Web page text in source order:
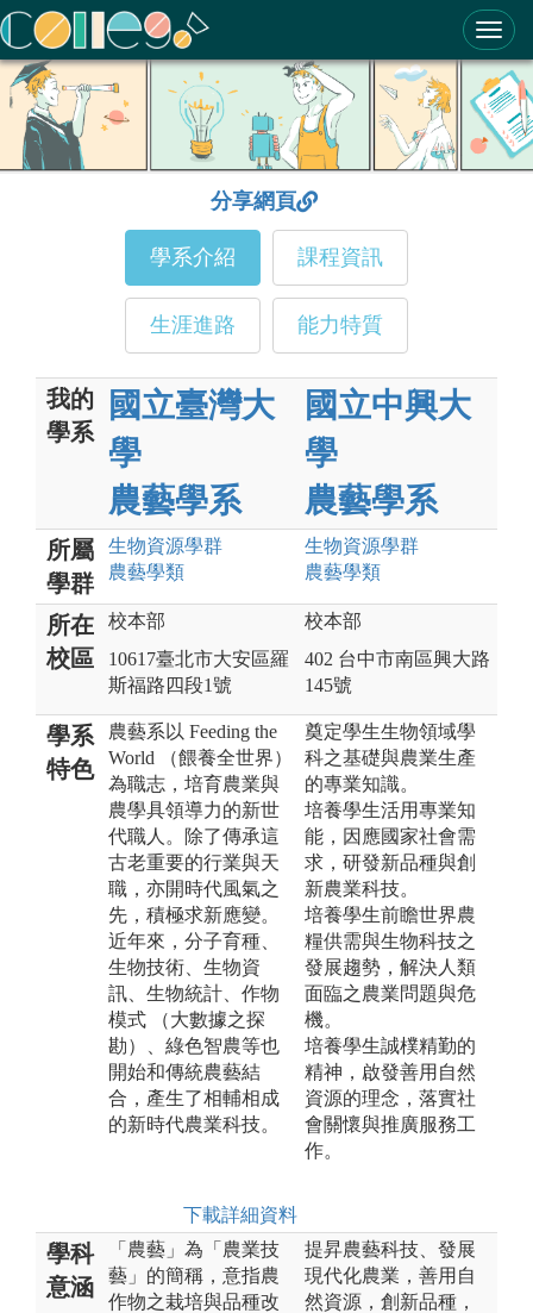
ColleGo! 大學選才與高中育才輔助系統
分享網頁
學系介紹 課程資訊
生涯進路 能力特質
我的
學系
國立臺灣大
學
農藝學系
國立中興大
學
農藝學系
所屬
學群
生物資源學群
農藝學類
生物資源學群
農藝學類
所在
校區
校本部
10617臺北市大安區羅
斯福路四段1號
校本部
402 台中市南區興大路
145號
學系
特色
農藝系以 Feeding the
World （餵養全世界）
為職志，培育農業與
農學具領導力的新世
代職人。除了傳承這
古老重要的行業與天
職，亦開時代風氣之
先，積極求新應變。
近年來，分子育種、
生物技術、生物資
訊、生物統計、作物
模式 （大數據之探
勘）、綠色智農等也
開始和傳統農藝結
合，產生了相輔相成
的新時代農業科技。
下載詳細資料
奠定學生生物領域學
科之基礎與農業生產
的專業知識。
培養學生活用專業知
能，因應國家社會需
求，研發新品種與創
新農業科技。
培養學生前瞻世界農
糧供需與生物科技之
發展趨勢，解決人類
面臨之農業問題與危
機。
培養學生誠樸精勤的
精神，啟發善用自然
資源的理念，落實社
會關懷與推廣服務工
作。
學科
意涵
「農藝」為「農業技
藝」的簡稱，意指農
作物之栽培與品種改
提昇農藝科技、發展
現代化農業，善用自
然資源，創新品種，